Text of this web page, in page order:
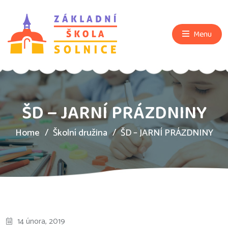
Menu
ŠD – JARNÍ PRÁZDNINY
Home Školní družina ŠD – JARNÍ PRÁZDNINY
14 února, 2019